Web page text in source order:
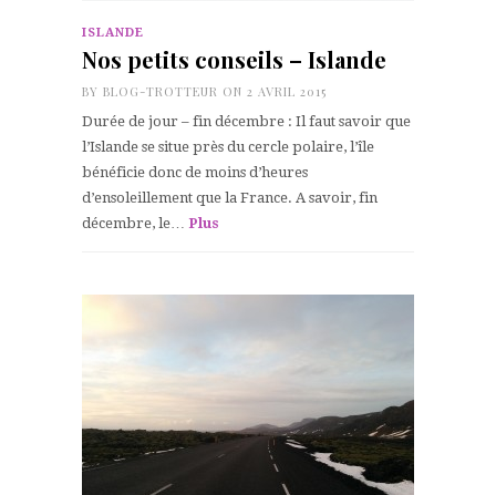
ISLANDE
Nos petits conseils – Islande
BY BLOG-TROTTEUR ON 2 AVRIL 2015
Durée de jour – fin décembre : Il faut savoir que
l’Islande se situe près du cercle polaire, l’île
bénéficie donc de moins d’heures
d’ensoleillement que la France. A savoir, fin
décembre, le… Plus